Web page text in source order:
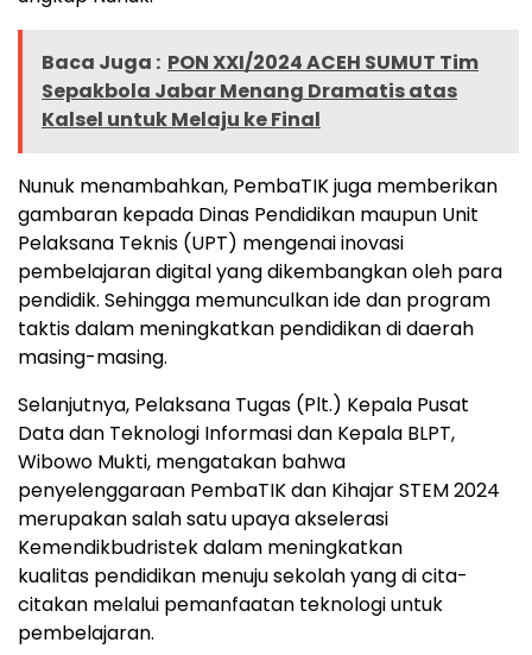
Baca Juga : PON XXI/2024 ACEH SUMUT Tim
Sepakbola Jabar Menang Dramatis atas
Kalsel untuk Melaju ke Final
Nunuk menambahkan, PembaTIK juga memberikan
gambaran kepada Dinas Pendidikan maupun Unit
Pelaksana Teknis (UPT) mengenai inovasi
pembelajaran digital yang dikembangkan oleh para
pendidik. Sehingga memunculkan ide dan program
taktis dalam meningkatkan pendidikan di daerah
masing-masing.
Selanjutnya, Pelaksana Tugas (Plt.) Kepala Pusat
Data dan Teknologi Informasi dan Kepala BLPT,
Wibowo Mukti, mengatakan bahwa
penyelenggaraan PembaTIK dan Kihajar STEM 2024
merupakan salah satu upaya akselerasi
Kemendikbudristek dalam meningkatkan
kualitas pendidikan menuju sekolah yang di cita-
citakan melalui pemanfaatan teknologi untuk
pembelajaran.